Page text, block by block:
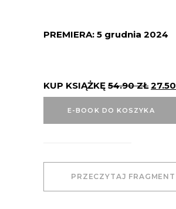
PREMIERA: 5 grudnia 2024
KUP KSIĄŻKĘ 54.90ZŁ 27.50
E-BOOK DO KOSZYKA
PRZECZYTAJ FRAGMENT